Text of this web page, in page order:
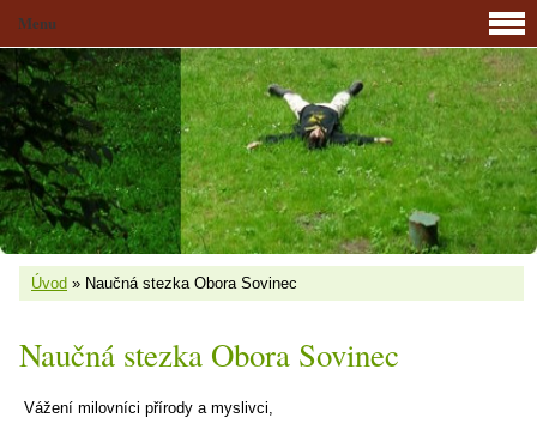
Úvod » Naučná stezka Obora Sovinec
Naučná stezka Obora Sovinec
Vážení milovníci přírody a myslivci,
Menu